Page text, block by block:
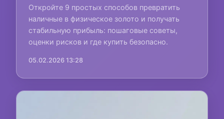
Откройте 9 простых способов превратить
наличные в физическое золото и получать
стабильную прибыль: пошаговые советы,
оценки рисков и где купить безопасно.
05.02.2026 13:28